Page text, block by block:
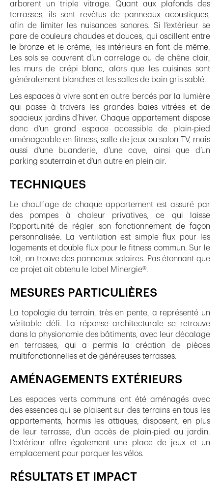
arborent un triple vitrage. Quant aux plafonds des
terrasses, ils sont revêtus de panneaux acoustiques,
afin de limiter les nuisances sonores. Si l’extérieur se
pare de couleurs chaudes et douces, qui oscillent entre
le bronze et le crème, les intérieurs en font de même.
Les sols se couvrent d’un carrelage ou de chêne clair,
les murs de crépi blanc, alors que les cuisines sont
généralement blanches et les salles de bain gris sablé.
Les espaces à vivre sont en outre bercés par la lumière
qui passe à travers les grandes baies vitrées et de
spacieux jardins d’hiver. Chaque appartement dispose
donc d’un grand espace accessible de plain-pied
aménageable en fitness, salle de jeux ou salon TV, mais
aussi d’une buanderie, d’une cave, ainsi que d’un
parking souterrain et d’un autre en plein air.
TECHNIQUES
Le chauffage de chaque appartement est assuré par
des pompes à chaleur privatives, ce qui laisse
l’opportunité de régler son fonctionnement de façon
personnalisée. La ventilation est simple flux pour les
logements et double flux pour le fitness commun. Sur le
toit, on trouve des panneaux solaires. Pas étonnant que
ce projet ait obtenu le label Minergie®.
MESURES PARTICULIÈRES
La topologie du terrain, très en pente, a représenté un
véritable défi. La réponse architecturale se retrouve
dans la physionomie des bâtiments, avec leur décalage
en terrasses, qui a permis la création de pièces
multifonctionnelles et de généreuses terrasses.
AMÉNAGEMENTS EXTÉRIEURS
Les espaces verts communs ont été aménagés avec
des essences qui se plaisent sur des terrains en tous les
appartements, hormis les attiques, disposent, en plus
de leur terrasse, d’un accès de plain-pied au jardin.
L’extérieur offre également une place de jeux et un
emplacement pour parquer les vélos.
RÉSULTATS ET IMPACT